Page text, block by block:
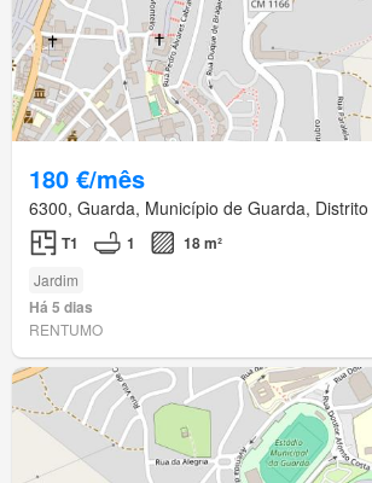
180 €/mês
6300, Guarda, Município de Guarda,
T1 1 18 m²
Jardim
Há 5 dias
RENTUMO